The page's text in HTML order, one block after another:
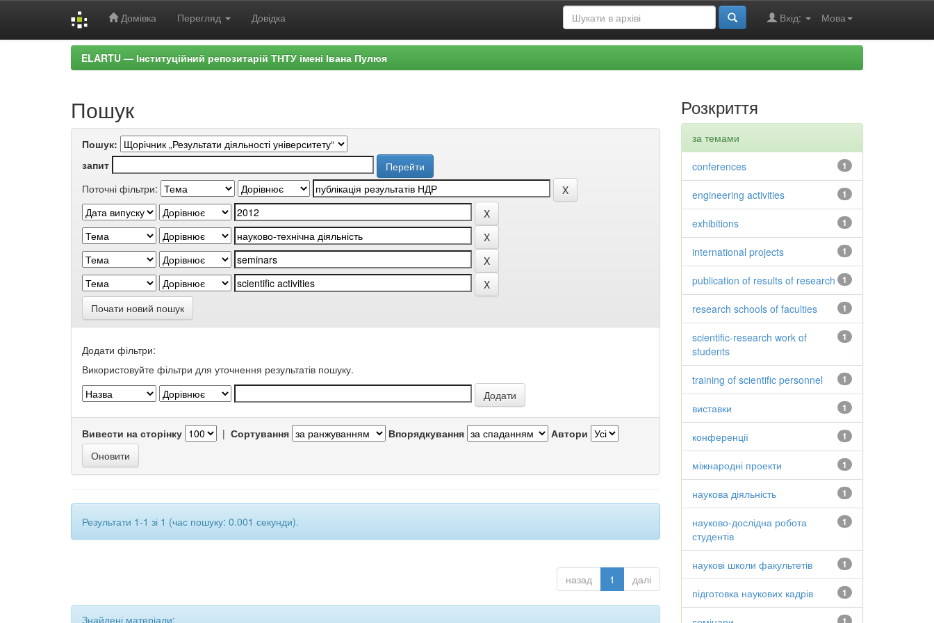
Домівка Перегляд Довідка Мова
Вхід:
ELARTU — Інституційний репозитарій ТНТУ імені Івана Пулюя
Пошук
Пошук:
запит
Поточні фільтри:
Почати новий пошук
Додати фільтри:
Використовуйте фільтри для уточнення результатів пошуку.
Вивести на сторінку | Сортування Впорядкування Автори
Результати 1-1 зі 1 (час пошуку: 0.001 секунди).
назад 1 далі
Знайдені матеріали:
Розкриття
за темами
1
conferences
1
engineering activities
1
exhibitions
1
international projects
1
publication of results of research
1
research schools of faculties
1
scientific-research work of
students
1
training of scientific personnel
1
виставки
1
конференції
1
міжнародні проекти
1
наукова діяльність
1
науково-дослідна робота
студентів
1
наукові школи факультетів
1
підготовка наукових кадрів